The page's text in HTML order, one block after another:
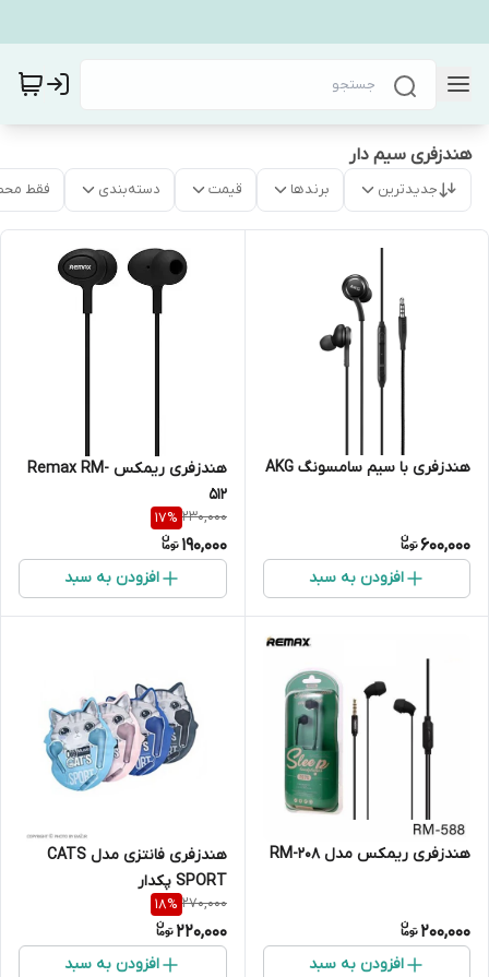
هندزفری سیم دار
جدیدترین برندها قیمت دسته‌بندی فقط
هندزفری با سیم سامسونگ AKG
600,000
افزودن به سبد
هندزفری ریمکس Remax RM-
512
230,000
17%
190,000
افزودن به سبد
هندزفری ریمکس مدل RM-208
200,000
افزودن به سبد
هندزفری فانتزی مدل CATS
SPORT پکدار
270,000
18%
220,000
افزودن به سبد